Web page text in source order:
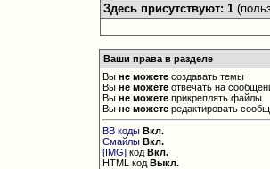
Здесь присутствуют: 1
Ваши права в разделе
Выне можете создавать темы
Выне можете отвечать на
Выне можете прикреплять файлы
Выне можете редактировать
BB коды Вкл.
Смайлы Вкл.
[IMG] кодВкл.
HTML кодВыкл.